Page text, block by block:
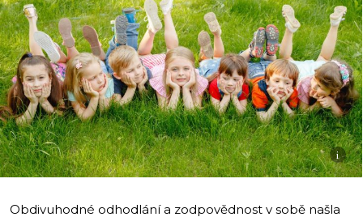
i
Obdivuhodné odhodlání a zodpovědnost v sobě našla